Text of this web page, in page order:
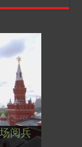
阅兵
师
年 73
内幕
明威,
明威,
·加加